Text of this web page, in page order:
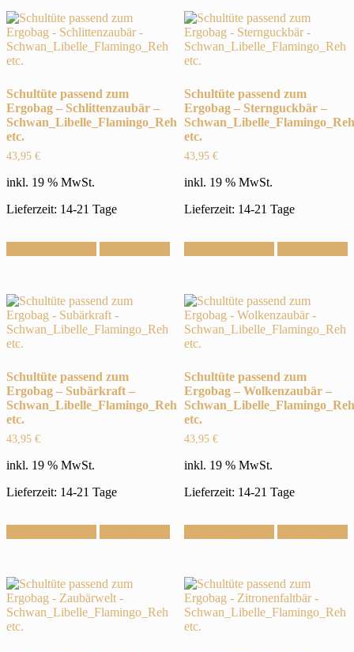
Schultüte passend zum
Ergobag – Schlittenzaubär –
Schwan_Libelle_Flamingo_Reh
etc.
43,95 €
inkl. 19 % MwSt.
Lieferzeit: 14-21 Tage
Schultüte passend zum
Ergobag – Sternguckbär –
Schwan_Libelle_Flamingo_Reh
etc.
43,95 €
inkl. 19 % MwSt.
Lieferzeit: 14-21 Tage
Schultüte passend zum
Ergobag – Subärkraft –
Schwan_Libelle_Flamingo_Reh
etc.
43,95 €
inkl. 19 % MwSt.
Lieferzeit: 14-21 Tage
Schultüte passend zum
Ergobag – Wolkenzaubär –
Schwan_Libelle_Flamingo_Reh
etc.
43,95 €
inkl. 19 % MwSt.
Lieferzeit: 14-21 Tage